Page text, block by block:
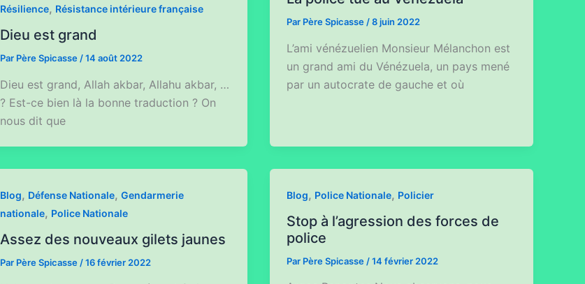
Résilience, Résistance intérieure française
Dieu est grand
Par Père Spicasse /14 août 2022
Dieu est grand, Allah akbar, Allahu akbar, …
? Est-ce bien là la bonne traduction ? On
nous dit que
Par Père Spicasse /8 juin 2022
L’ami vénézuelien Monsieur Mélanchon est
un grand ami du Vénézuela, un pays mené
par un autocrate de gauche et où
Blog, Défense Nationale,Gendarmerie
nationale, Police Nationale
Assez des nouveaux gilets jaunes
Par Père Spicasse /16 février 2022
Blog, Police Nationale, Policier
Stop à l’agression des forces de
police
Par Père Spicasse /14 février 2022